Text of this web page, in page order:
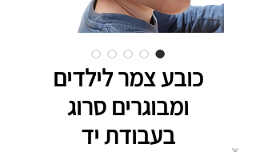
כובע צמר לילדים
ומבוגרים סרוג
בעבודת יד